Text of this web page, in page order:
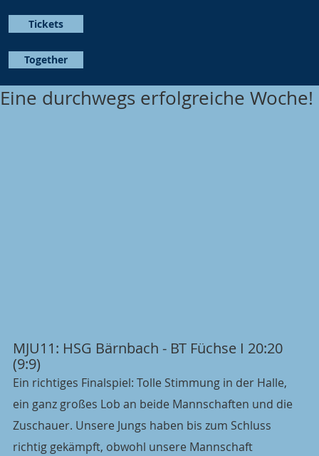
Together
Tickets
Eine durchwegs erfolgreiche Woche!
MJU11: HSG Bärnbach - BT Füchse I 20:20
(9:9)
Ein richtiges Finalspiel: Tolle Stimmung in der Halle,
ein ganz großes Lob an beide Mannschaften und die
Zuschauer. Unsere Jungs haben bis zum Schluss
richtig gekämpft, obwohl unsere Mannschaft